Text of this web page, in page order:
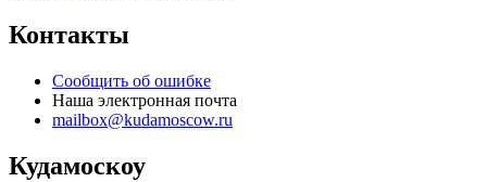
Контакты
Сообщить об ошибке
Наша электронная почта
mailbox@kudamoscow.ru
Кудамоскоу